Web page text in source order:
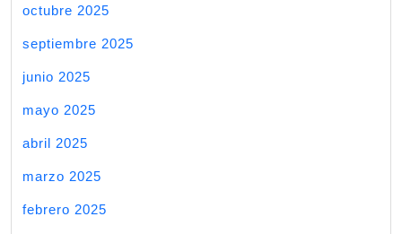
octubre 2025
septiembre 2025
junio 2025
mayo 2025
abril 2025
marzo 2025
febrero 2025